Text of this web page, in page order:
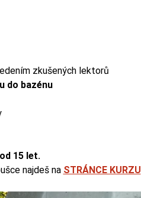
zkušených lektorů
do bazénu
od 15 let.
najdeš na STRÁNCE KURZU